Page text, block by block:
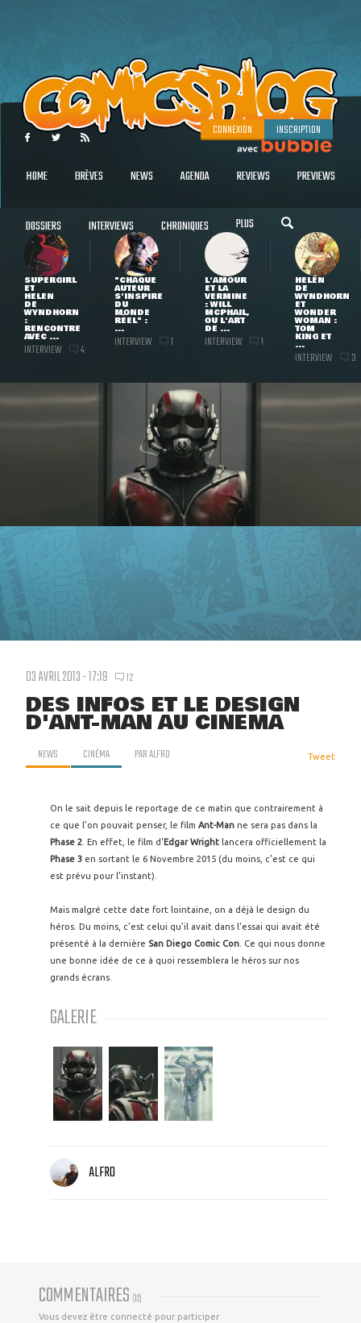
CONNEXION INSCRIPTION
HOME BRÈVES NEWS AGENDA REVIEWS PREVIEWS
DOSSIERS INTERVIEWS CHRONIQUES PLUS
SUPERGIRL
ET
HELEN
DE
WYNDHORN
:
RENCONTRE
AVEC ...
INTERVIEW 4
"CHAQUE
AUTEUR
S'INSPIRE
DU
MONDE
RÉEL" :
...
INTERVIEW 1
L'AMOUR
ET LA
VERMINE
: WILL
MCPHAIL,
OU L'ART
DE ...
INTERVIEW 1
HELEN
DE
WYNDHORN
ET
WONDER
WOMAN :
TOM
KING ET
...
INTERVIEW 3
03 AVRIL 2013 - 17:19 12
DES INFOS ET LE DESIGN
D'ANT-MAN AU CINÉMA
NEWS CINÉMA PARALFRO Tweet
On le sait depuis le reportage de ce matin que contrairement à
ce que l'on pouvait penser, le film Ant-Man ne sera pas dans la
Phase 2 . En effet, le film d'Edgar Wright lancera officiellement la
Phase 3 en sortant le 6 Novembre 2015 (du moins, c'est ce qui
est prévu pour l'instant).
Mais malgré cette date fort lointaine, on a déjà le design du
héros. Du moins, c'est celui qu'il avait dans l'essai qui avait été
présenté à la dernière San Diego Comic Con . Ce qui nous donne
une bonne idée de ce à quoi ressemblera le héros sur nos
grands écrans.
GALERIE
ALFRO
COMMENTAIRES (12)
Vous devez être connecté pour participer